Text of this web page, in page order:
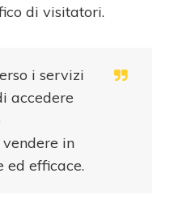
di visitatori.
i servizi
accedere
in
ed efficace.